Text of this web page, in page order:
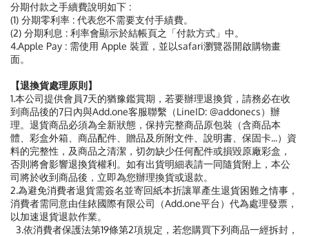
分期付款之手續費說明如下 :
(1) 分期零利率 : 代表您不需要支付手績費。
(2) 分期利息 : 利率會顯示於結帳頁之「付款方式」中。
4.Apple Pay : 需使用 Apple 裝置，並以safari瀏覽器開啟購物畫
面。
【退換貨處理原則】
1.本公司提供會員7天的猶豫鑑賞期，若要辦理退換貨，請務必在收
到商品後的7日內與Add.one客服聯繫（LineID: @addonecs）辦
理。退貨商品必須為全新狀態，保持完整商品原包裝（含商品本
體、彩盒外箱、商品配件、贈品及所附文件、說明書、保固卡...）資
料的完整性，及商品之清潔，切勿缺少任何配件或損毀原廠彩盒，
否則將會影響退換貨權利。如有出貨明細表請一同隨貨附上，本公
司將於收到商品後，立即為您辦理換貨或退款。
2.為避免消費者退貨需簽名並寄回紙本折讓單產生退貨困難之情事，
消費者需同意由佳銥國際有限公司（Add.one平台）代為處理發票，
以加速退貨退款作業。
3.依消費者保護法第19條第2項規定，若您購買下列商品一經拆封，